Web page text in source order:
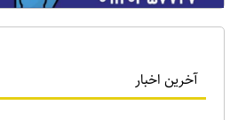
آخرین اخبار